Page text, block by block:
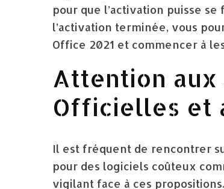
pour que l’activation puisse
l’activation terminée, vous
Office 2021 et commencer à
Attention
Officielles et
Il est fréquent de rencontrer
pour des logiciels coûteux
vigilant face à ces